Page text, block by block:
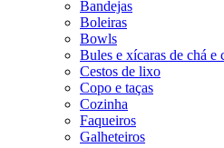
Bandejas
Boleiras
Bowls
Bules e xícaras de chá e
Cestos de lixo
Copo e taças
Cozinha
Faqueiros
Galheteiros